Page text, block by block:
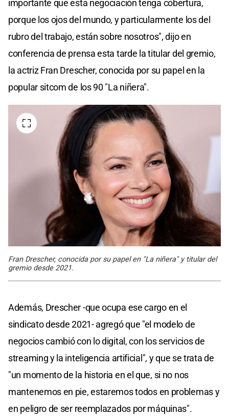
importante que esta negociación tenga cobertura,
porque los ojos del mundo, y particularmente los del
rubro del trabajo, están sobre nosotros", dijo en
conferencia de prensa esta tarde la titular del gremio,
la actriz Fran Drescher, conocida por su papel en la
popular sitcom de los 90 "La niñera".
Fran Drescher, conocida por su papel en "La niñera" y titular del
gremio desde 2021.
Además, Drescher -que ocupa ese cargo en el
sindicato desde 2021- agregó que "el modelo de
negocios cambió con lo digital, con los servicios de
streaming y la inteligencia artificial", y que se trata de
"un momento de la historia en el que, si no nos
mantenemos en pie, estaremos todos en problemas y
en peligro de ser reemplazados por máquinas".